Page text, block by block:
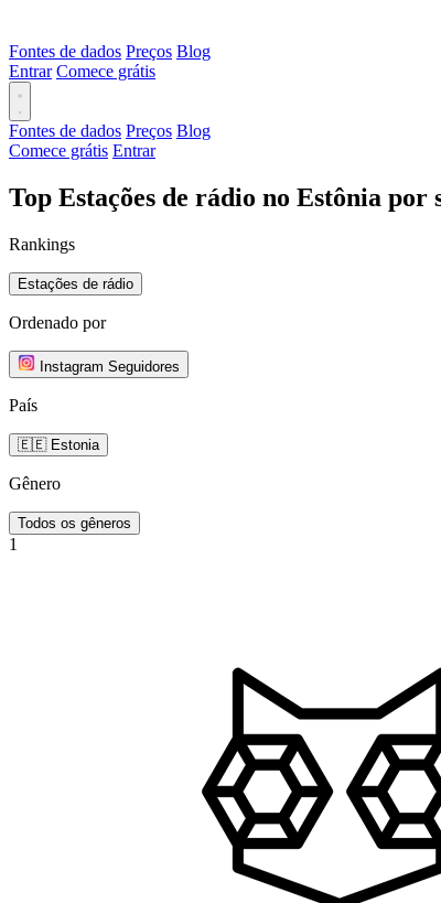
Fontes de dados Preços Blog
Entrar Comece grátis
Fontes de dados Preços Blog
Comece grátis Entrar
Top Estações de rádio no Estônia por
Rankings
Estações de rádio
Ordenado por
Instagram Seguidores
País
🇪🇪 Estonia
Gênero
Todos os gêneros
1